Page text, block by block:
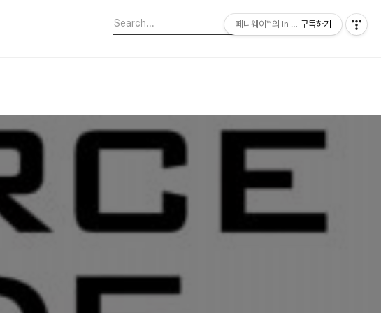
페니웨이™의 In This Film
구독하기